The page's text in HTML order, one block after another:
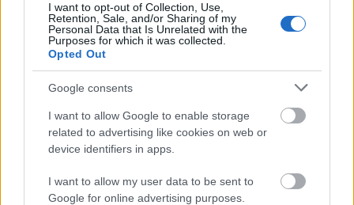
I want to opt-out of Collection, Use,
Retention, Sale, and/or Sharing of my
Personal Data that Is Unrelated with the
Purposes for which it was collected.
Opted Out
Google consents
I want to allow Google to enable storage
related to advertising like cookies on web or
device identifiers in apps.
I want to allow my user data to be sent to
Google for online advertising purposes.